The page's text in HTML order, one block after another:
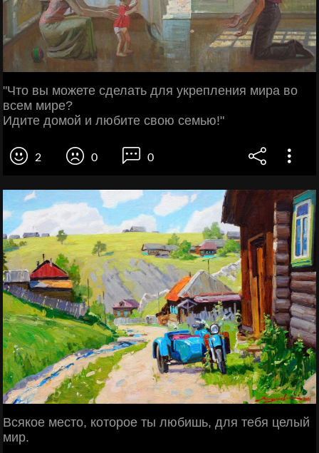
"Что вы можете сделать для укрепления мира во
всем мире?
Идите домой и любите свою семью!"
2 0 0
Всякое место, которое ты любишь, для тебя целый
мир.